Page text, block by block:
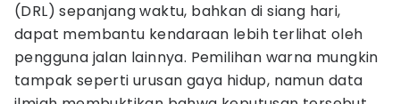
(DRL) sepanjang waktu, bahkan di siang hari,
dapat membantu kendaraan lebih terlihat oleh
pengguna jalan lainnya. Pemilihan warna mungkin
tampak seperti urusan gaya hidup, namun data